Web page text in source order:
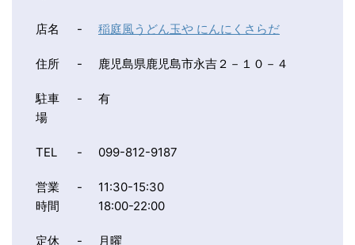
店名 - 稲庭風うどん玉や にんにくさらだ
住所 - 鹿児島県鹿児島市永吉２－１０－４
駐車
場
- 有
TEL - 099-812-9187
営業
時間
-
11:30-15:30
18:00-22:00
定休 - 月曜